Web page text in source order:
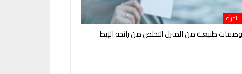
المرأة
وصفات طبيعية من المنزل التخلص من رائحة الإبط